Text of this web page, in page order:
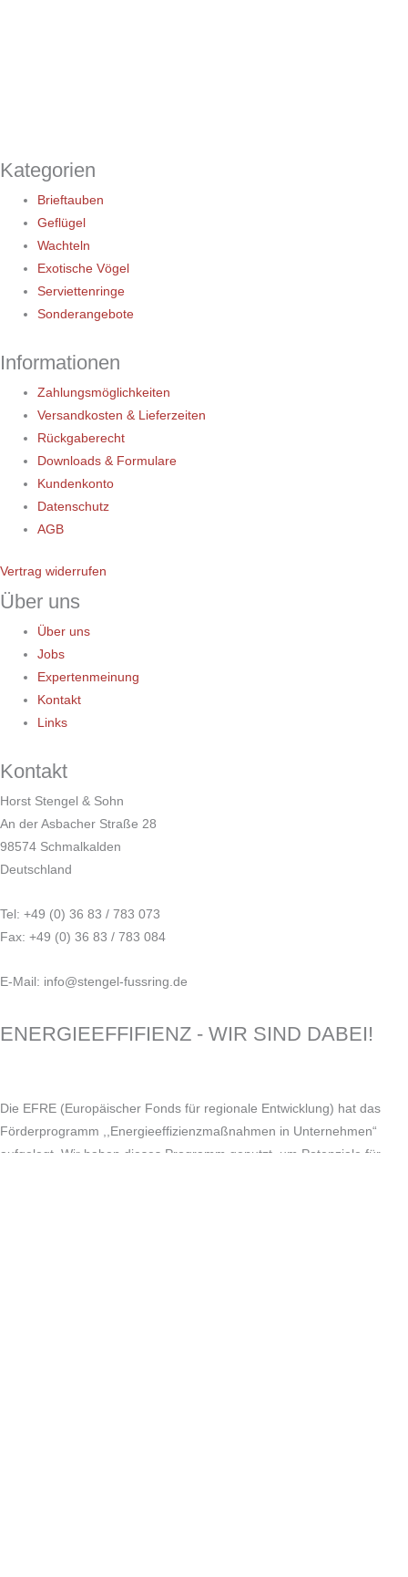
Kategorien
Brieftauben
Geflügel
Wachteln
Exotische Vögel
Serviettenringe
Sonderangebote
Informationen
Zahlungsmöglichkeiten
Versandkosten & Lieferzeiten
Rückgaberecht
Downloads & Formulare
Kundenkonto
Datenschutz
AGB
Vertrag widerrufen
Über uns
Über uns
Jobs
Expertenmeinung
Kontakt
Links
Kontakt
Horst Stengel & Sohn
An der Asbacher Straße 28
98574 Schmalkalden
Deutschland
Tel: +49 (0) 36 83 / 783 073
Fax: +49 (0) 36 83 / 783 084
E-Mail: info@stengel-fussring.de
ENERGIEEFFIFIENZ - WIR SIND DABEI!
Die EFRE (Europäischer Fonds für regionale Entwicklung) hat das
Förderprogramm ,,Energieeffizienzmaßnahmen in Unternehmen“
aufgelegt. Wir haben dieses Programm genutzt, um Potenziale für